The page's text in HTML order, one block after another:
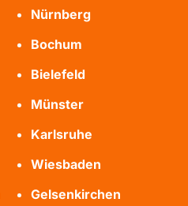
Nürnberg
Bochum
Bielefeld
Münster
Karlsruhe
Wiesbaden
Gelsenkirchen